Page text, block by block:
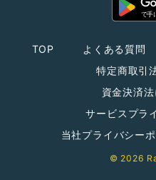
TOP よくある質問
特定商取引
資金決済
サービスプラ
当社プライバシー
© 2026